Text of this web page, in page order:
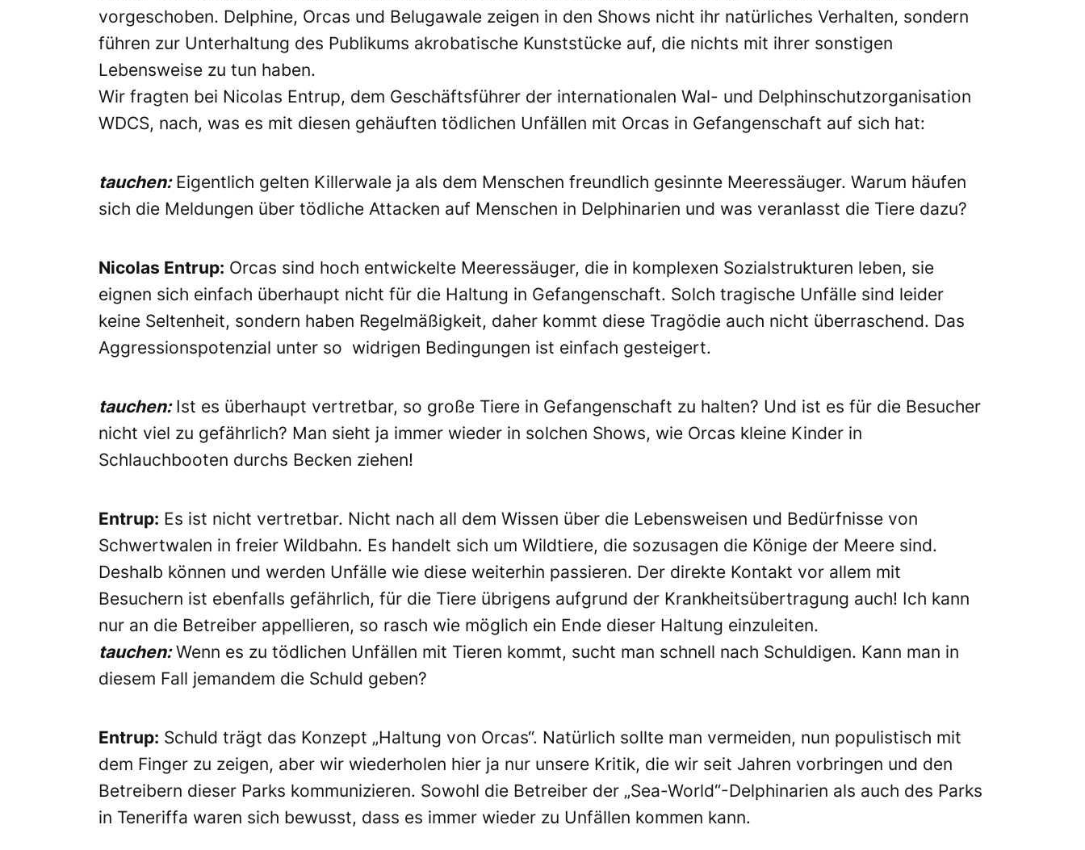
vorgeschoben. Delphine, Orcas und Belugawale zeigen in den Shows nicht ihr natürliches Verhalten, sondern
führen zur Unterhaltung des Publikums akrobatische Kunststücke auf, die nichts mit ihrer sonstigen
Lebensweise zu tun haben.
Wir fragten bei Nicolas Entrup, dem Geschäftsführer der internationalen Wal- und Delphinschutzorganisation
WDCS, nach, was es mit diesen gehäuften tödlichen Unfällen mit Orcas in Gefangenschaft auf sich hat:
tauchen:Eigentlich gelten Killerwale ja als dem Menschen freundlich gesinnte Meeressäuger. Warum häufen
sich die Meldungen über tödliche Attacken auf Menschen in Delphinarien und was veranlasst die Tiere dazu?
Nicolas Entrup: Orcas sind hoch entwickelte Meeressäuger, die in komplexen Sozialstrukturen leben, sie
eignen sich einfach überhaupt nicht für die Haltung in Gefangenschaft. Solch tragische Unfälle sind leider
keine Seltenheit, sondern haben Regelmäßigkeit, daher kommt diese Tragödie auch nicht überraschend. Das
Aggressionspotenzial unter so widrigen Bedingungen ist einfach gesteigert.
tauchen:Ist es überhaupt vertretbar, so große Tiere in Gefangenschaft zu halten? Und ist es für die Besucher
nicht viel zu gefährlich? Man sieht ja immer wieder in solchen Shows, wie Orcas kleine Kinder in
Schlauchbooten durchs Becken ziehen!
Entrup: Es ist nicht vertretbar. Nicht nach all dem Wissen über die Lebensweisen und Bedürfnisse von
Schwertwalen in freier Wildbahn. Es handelt sich um Wildtiere, die sozusagen die Könige der Meere sind.
Deshalb können und werden Unfälle wie diese weiterhin passieren. Der direkte Kontakt vor allem mit
Besuchern ist ebenfalls gefährlich, für die Tiere übrigens aufgrund der Krankheitsübertragung auch! Ich kann
nur an die Betreiber appellieren, so rasch wie möglich ein Ende dieser Haltung einzuleiten.
tauchen:Wenn es zu tödlichen Unfällen mit Tieren kommt, sucht man schnell nach Schuldigen. Kann man in
diesem Fall jemandem die Schuld geben?
Entrup: Schuld trägt das Konzept „Haltung von Orcas“. Natürlich sollte man vermeiden, nun populistisch mit
dem Finger zu zeigen, aber wir wiederholen hier ja nur unsere Kritik, die wir seit Jahren vorbringen und den
Betreibern dieser Parks kommunizieren. Sowohl die Betreiber der „Sea-World“-Delphinarien als auch des Parks
in Teneriffa waren sich bewusst, dass es immer wieder zu Unfällen kommen kann.